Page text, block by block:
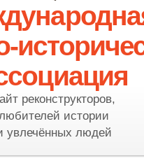
реконструкторов,
истории
увлечённых людей